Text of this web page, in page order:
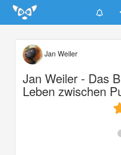
Update cookies preferences
Jan Weiler
Jan Weiler - Das
Leben zwischen